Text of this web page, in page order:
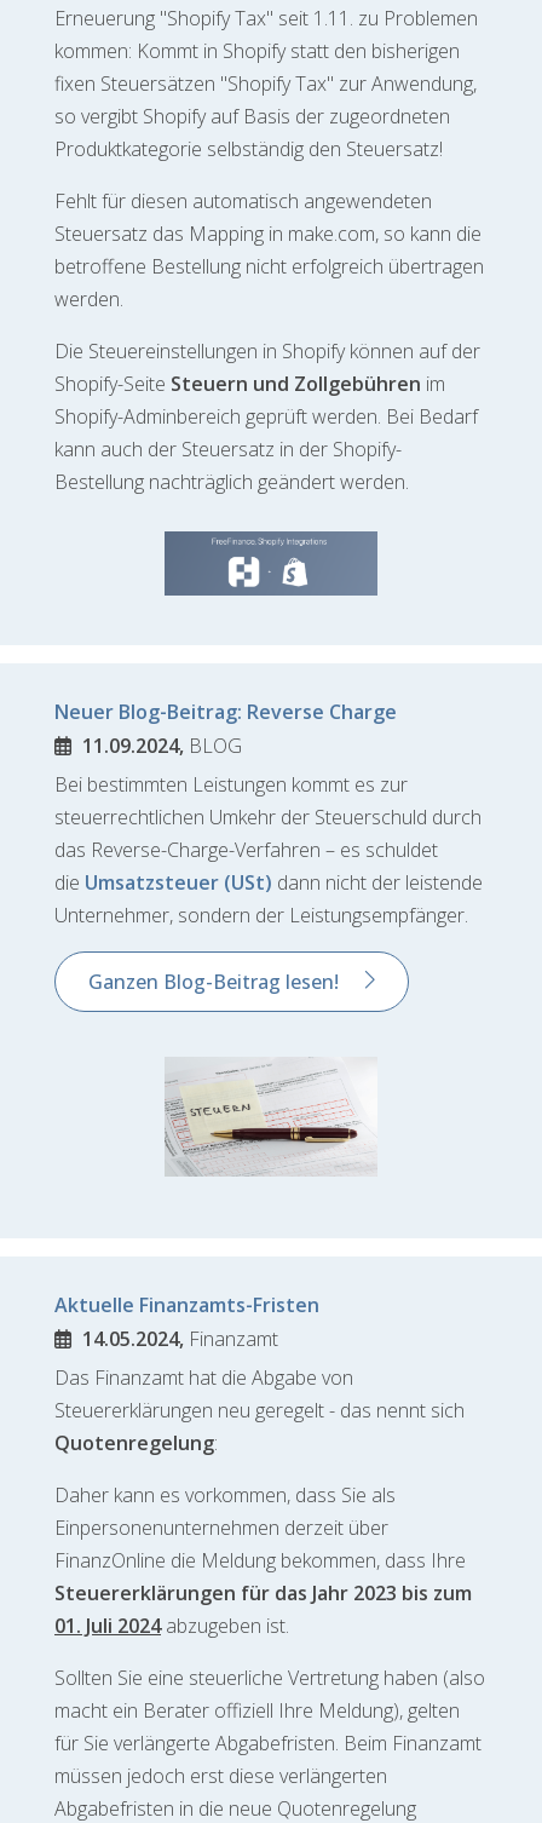
Erneuerung "Shopify Tax" seit 1.11. zu Problemen
kommen: Kommt in Shopify statt den bisherigen
fixen Steuersätzen "Shopify Tax" zur Anwendung,
so vergibt Shopify auf Basis der zugeordneten
Produktkategorie selbständig den Steuersatz!
Fehlt für diesen automatisch angewendeten
Steuersatz das Mapping in make.com, so kann die
betroffene Bestellung nicht erfolgreich übertragen
werden.
Die Steuereinstellungen in Shopify können auf der
Shopify-Seite Steuern und Zollgebühren im
Shopify-Adminbereich geprüft werden. Bei Bedarf
kann auch der Steuersatz in der Shopify-
Bestellung nachträglich geändert werden.
Neuer Blog-Beitrag: Reverse Charge
11.09.2024, BLOG
Bei bestimmten Leistungen kommt es zur
steuerrechtlichen Umkehr der Steuerschuld durch
das Reverse-Charge-Verfahren – es schuldet
die Umsatzsteuer (USt) dann nicht der leistende
Unternehmer, sondern der Leistungsempfänger.
Ganzen Blog-Beitrag lesen!
Aktuelle Finanzamts-Fristen
14.05.2024, Finanzamt
Das Finanzamt hat die Abgabe von
Steuererklärungen neu geregelt - das nennt sich
Quotenregelung:
Daher kann es vorkommen, dass Sie als
Einpersonenunternehmen derzeit über
FinanzOnline die Meldung bekommen, dass Ihre
Steuererklärungen für das Jahr 2023 bis zum
01. Juli 2024 abzugeben ist.
Sollten Sie eine steuerliche Vertretung haben (also
macht ein Berater offiziell Ihre Meldung), gelten
für Sie verlängerte Abgabefristen. Beim Finanzamt
müssen jedoch erst diese verlängerten
Abgabefristen in die neue Quotenregelung